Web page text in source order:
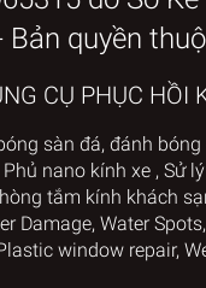
quyền
CỤ PHỤC HỒI
sàn đá, đánh bóng
Phủ nano kính xe, Sử
tắm kính khách
Damage, Water
window repair,